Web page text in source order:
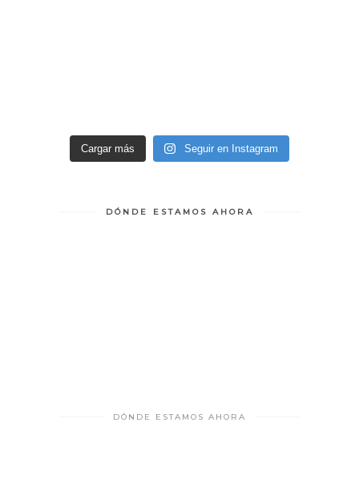
Cargar más Seguir en Instagram
DÓNDE ESTAMOS AHORA
DÓNDE ESTAMOS AHORA